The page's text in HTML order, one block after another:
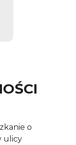
o
ulicy